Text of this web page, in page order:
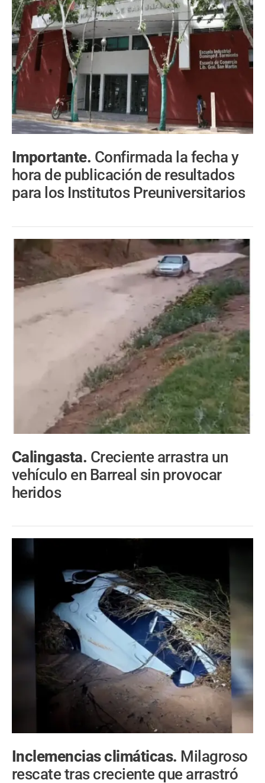
Importante. Confirmada la fecha y
hora de publicación de resultados
para los Institutos Preuniversitarios
Calingasta. Creciente arrastra un
vehículo en Barreal sin provocar
heridos
Inclemencias climáticas. Milagroso
rescate tras creciente que arrastró